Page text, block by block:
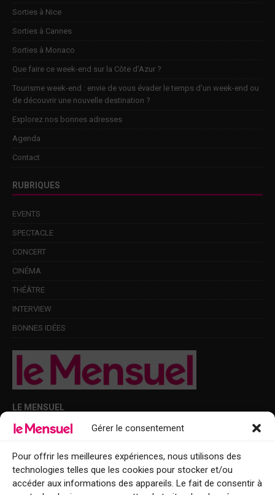
Gérer le consentement
Pour offrir les meilleures expériences, nous utilisons des
technologies telles que les cookies pour stocker et/ou
accéder aux informations des appareils. Le fait de consentir à
Sorties à Nice
Sorties à Cannes
Sorties à Monaco
Que faire ce week-end sur la Côte d’Azur ?
Tourisme week-end : envie de vous évader le temps d’un week-end ou
de découvrir une nouvelle destination ?
Explorez nos bonnes adresses
Agenda
Contact
RUBRIQUES
EVENTS
SPECTACLE
CONCERT
CINÉMA
THÉÂTRE
INTERVIEW
BONNES IDÉES
LE MENSUEL
Points de diffusion Var et Alpes-Maritimes : oû trouver Le Mensuel ?
Le Mensuel en PDF : consultez le magazine en ligne
Qui sommes-nous ?
BFM Top Sorties